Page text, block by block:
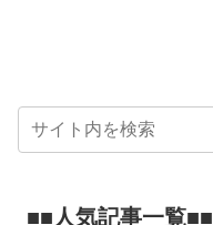
■■人気記事一覧■■